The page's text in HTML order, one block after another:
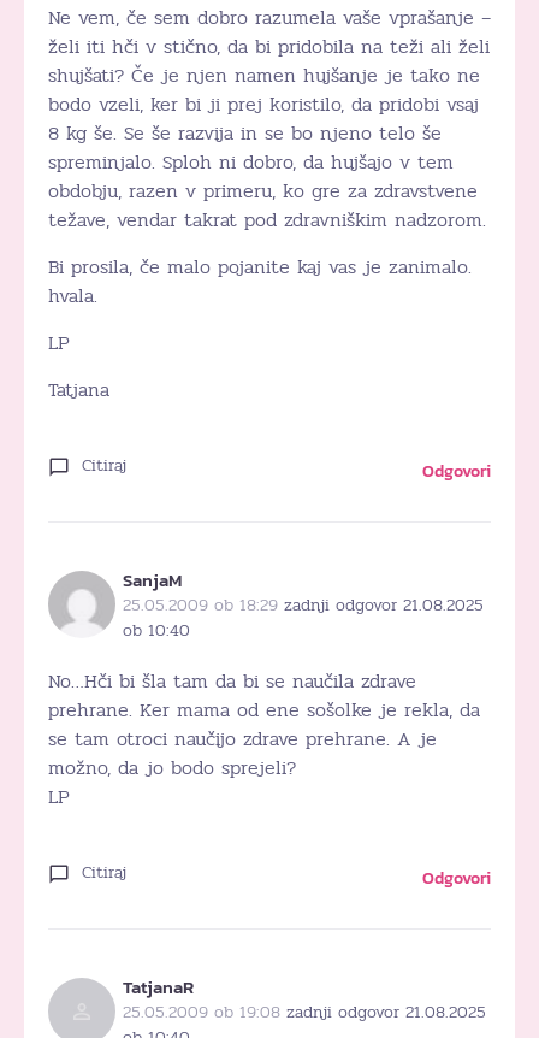
Ne vem, če sem dobro razumela vaše vprašanje –
želi iti hči v stično, da bi pridobila na teži ali želi
shujšati? Če je njen namen hujšanje je tako ne
bodo vzeli, ker bi ji prej koristilo, da pridobi vsaj
8 kg še. Se še razvija in se bo njeno telo še
spreminjalo. Sploh ni dobro, da hujšajo v tem
obdobju, razen v primeru, ko gre za zdravstvene
težave, vendar takrat pod zdravniškim nadzorom.
Bi prosila, če malo pojanite kaj vas je zanimalo.
hvala.
LP
Tatjana
Citiraj Odgovori
SanjaM
25.05.2009 ob 18:29 zadnji odgovor 21.08.2025
ob 10:40
No…Hči bi šla tam da bi se naučila zdrave
prehrane. Ker mama od ene sošolke je rekla, da
se tam otroci naučijo zdrave prehrane. A je
možno, da jo bodo sprejeli?
LP
Citiraj Odgovori
TatjanaR
25.05.2009 ob 19:08 zadnji odgovor 21.08.2025